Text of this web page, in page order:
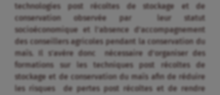
technologies post récoltes de stockage et de
conservation observée par leur statut
socioéconomique et l’absence d’accompagnement
des conseillers agricoles pendant la conservation du
maïs. Il s’avère donc nécessaire d’organiser des
formations sur les techniques post récoltes de
stockage et de conservation du maïs afin de réduire
les risques de pertes post récoltes et de rendre